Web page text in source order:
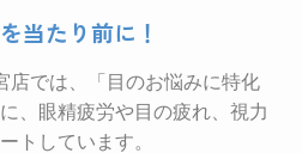
当たり前に！
店では、「目のお悩みに特化
、眼精疲労や目の疲れ、視力
トしています。